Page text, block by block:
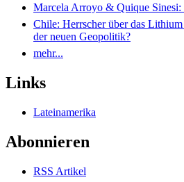
Marcela Arroyo & Quique Sinesi:
Chile: Herrscher über das
der neuen Geopolitik?
mehr...
Links
Lateinamerika
Abonnieren
RSS Artikel